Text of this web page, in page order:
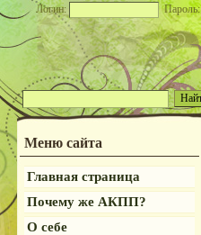
Логин: Пароль:
Меню сайта
Главная страница
Почему же АКПП?
О себе